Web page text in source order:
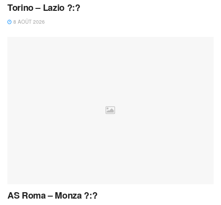
Torino – Lazio ?:?
8 AOÛT 2026
AS Roma – Monza ?:?